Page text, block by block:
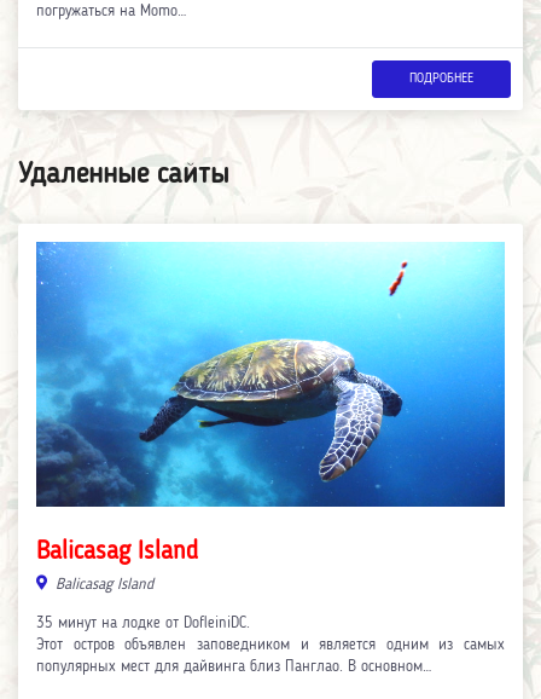
погружаться на Momo…
ПОДРОБНЕЕ
Удаленные сайты
Balicasag Island
Balicasag Island
35 минут на лодке от DofleiniDC.
Этот остров объявлен заповедником и является одним из самых
популярных мест для дайвинга близ Панглао. В основном…